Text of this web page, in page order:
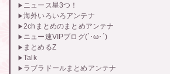
ニュース星3つ！
海外いろいろアンテナ
2chまとめのまとめアンテナ
ニュー速VIPブログ(`･ω･´)
まとめるZ
Talk
ラブラドールまとめアンテナ